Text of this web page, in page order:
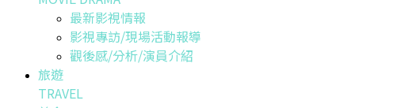
最新影視情報
影視專訪/現場活動報導
觀後感/分析/演員介紹
旅遊
TRAVEL